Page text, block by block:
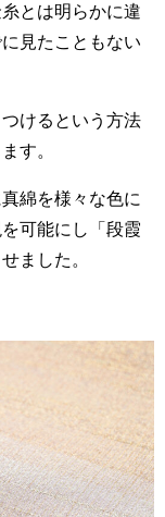
とは明らかに違
見たこともない
けるという方法
す。
綿を様々な色に
可能にし「段霞
ました。